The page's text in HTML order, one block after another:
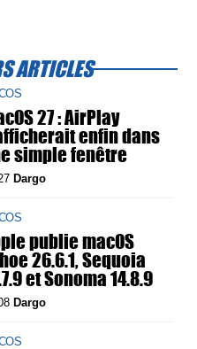
ARTICLES
27 : AirPlay
enfin dans
simple fenêtre
Dargo
publie macOS
26.6.1, Sequoia
et Sonoma 14.8.9
Dargo